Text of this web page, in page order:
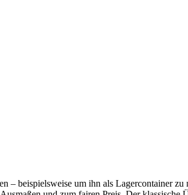
– beispielsweise um ihn als Lagercontainer